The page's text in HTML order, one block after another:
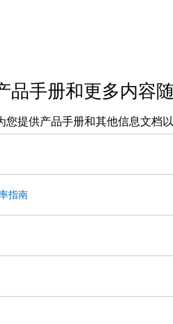
品手册和更多内容
提供产品手册和其他信息文档
指南